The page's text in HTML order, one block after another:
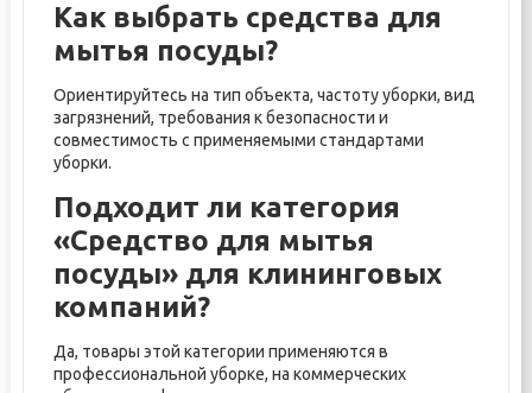
Как выбрать средства для
мытья посуды?
Ориентируйтесь на тип объекта, частоту уборки, вид
загрязнений, требования к безопасности и
совместимость с применяемыми стандартами
уборки.
Подходит ли категория
«Средство для мытья
посуды» для клининговых
компаний?
Да, товары этой категории применяются в
профессиональной уборке, на коммерческих